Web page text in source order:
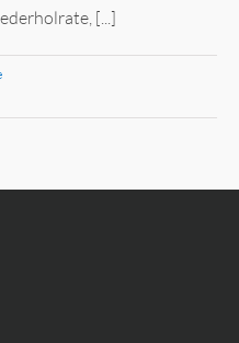
[...]